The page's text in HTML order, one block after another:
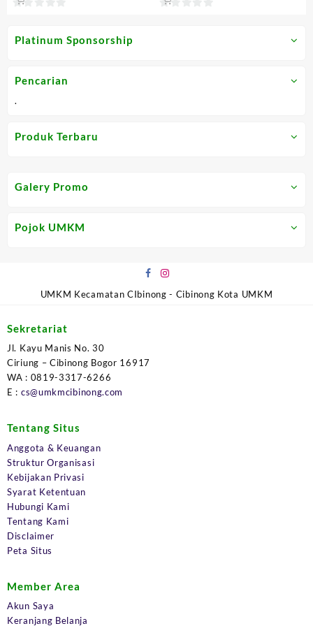
Platinum Sponsorship
Pencarian
.
Produk Terbaru
of
Galery Promo
Pojok UMKM
UMKM Kecamatan CIbinong - Cibinong Kota UMKM
Sekretariat
Jl. Kayu Manis No. 30
Ciriung – Cibinong Bogor 16917
WA : 0819-3317-6266
E : cs@umkmcibinong.com
Tentang Situs
Anggota & Keuangan
Struktur Organisasi
Kebijakan Privasi
Syarat Ketentuan
Hubungi Kami
Tentang Kami
Disclaimer
Peta Situs
Member Area
Akun Saya
Keranjang Belanja